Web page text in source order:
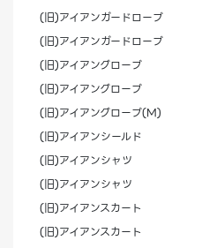
(旧)アイアンガードローブ
(旧)アイアンガードローブ
(旧)アイアングローブ
(旧)アイアングローブ
(旧)アイアングローブ(M)
(旧)アイアンシールド
(旧)アイアンシャツ
(旧)アイアンシャツ
(旧)アイアンスカート
(旧)アイアンスカート